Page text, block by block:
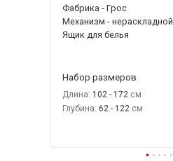
Фабрика - Грос
Механизм - нераскладной
Ящик для белья
Набор размеров
Длина: 102 - 172
Глубина: 62 - 122